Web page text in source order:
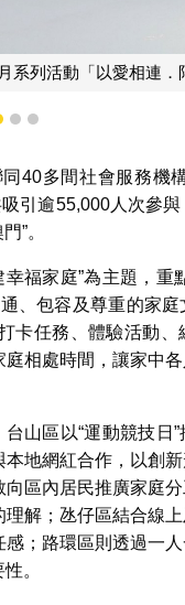
工隊社區推廣活動
3 4
40多間社會服務機
引逾55,000人次參
”。
福家庭”為主題，重
、包容及尊重的家
卡任務、體驗活動
相處時間，讓家中
山區以“運動競技日
地網紅合作，以創
區內居民推廣家庭
解；氹仔區結合線
；路環區則透過一
。